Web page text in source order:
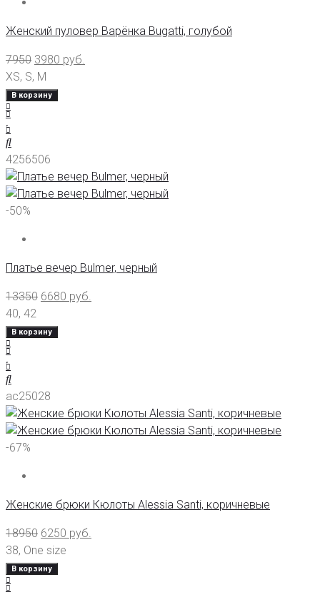
Женский пуловер Варёнка Bugatti, голубой
7950 3980 руб.
XS, S, M
В корзину
4256506
-50%
Платье вечер Bulmer, черный
13350 6680 руб.
40, 42
В корзину
ас25028
-67%
Женские брюки Кюлоты Alessia Santi, коричневые
18950 6250 руб.
38, One size
В корзину